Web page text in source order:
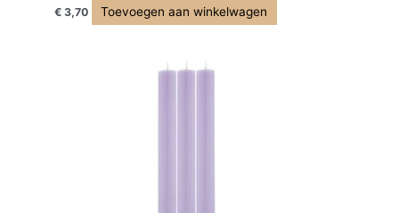
€ 3,70 Toevoegen aan winkelwagen